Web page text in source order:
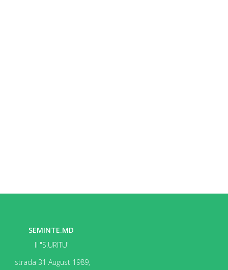
SEMINTE.MD
II "S.URITU"
strada 31 August 1989,